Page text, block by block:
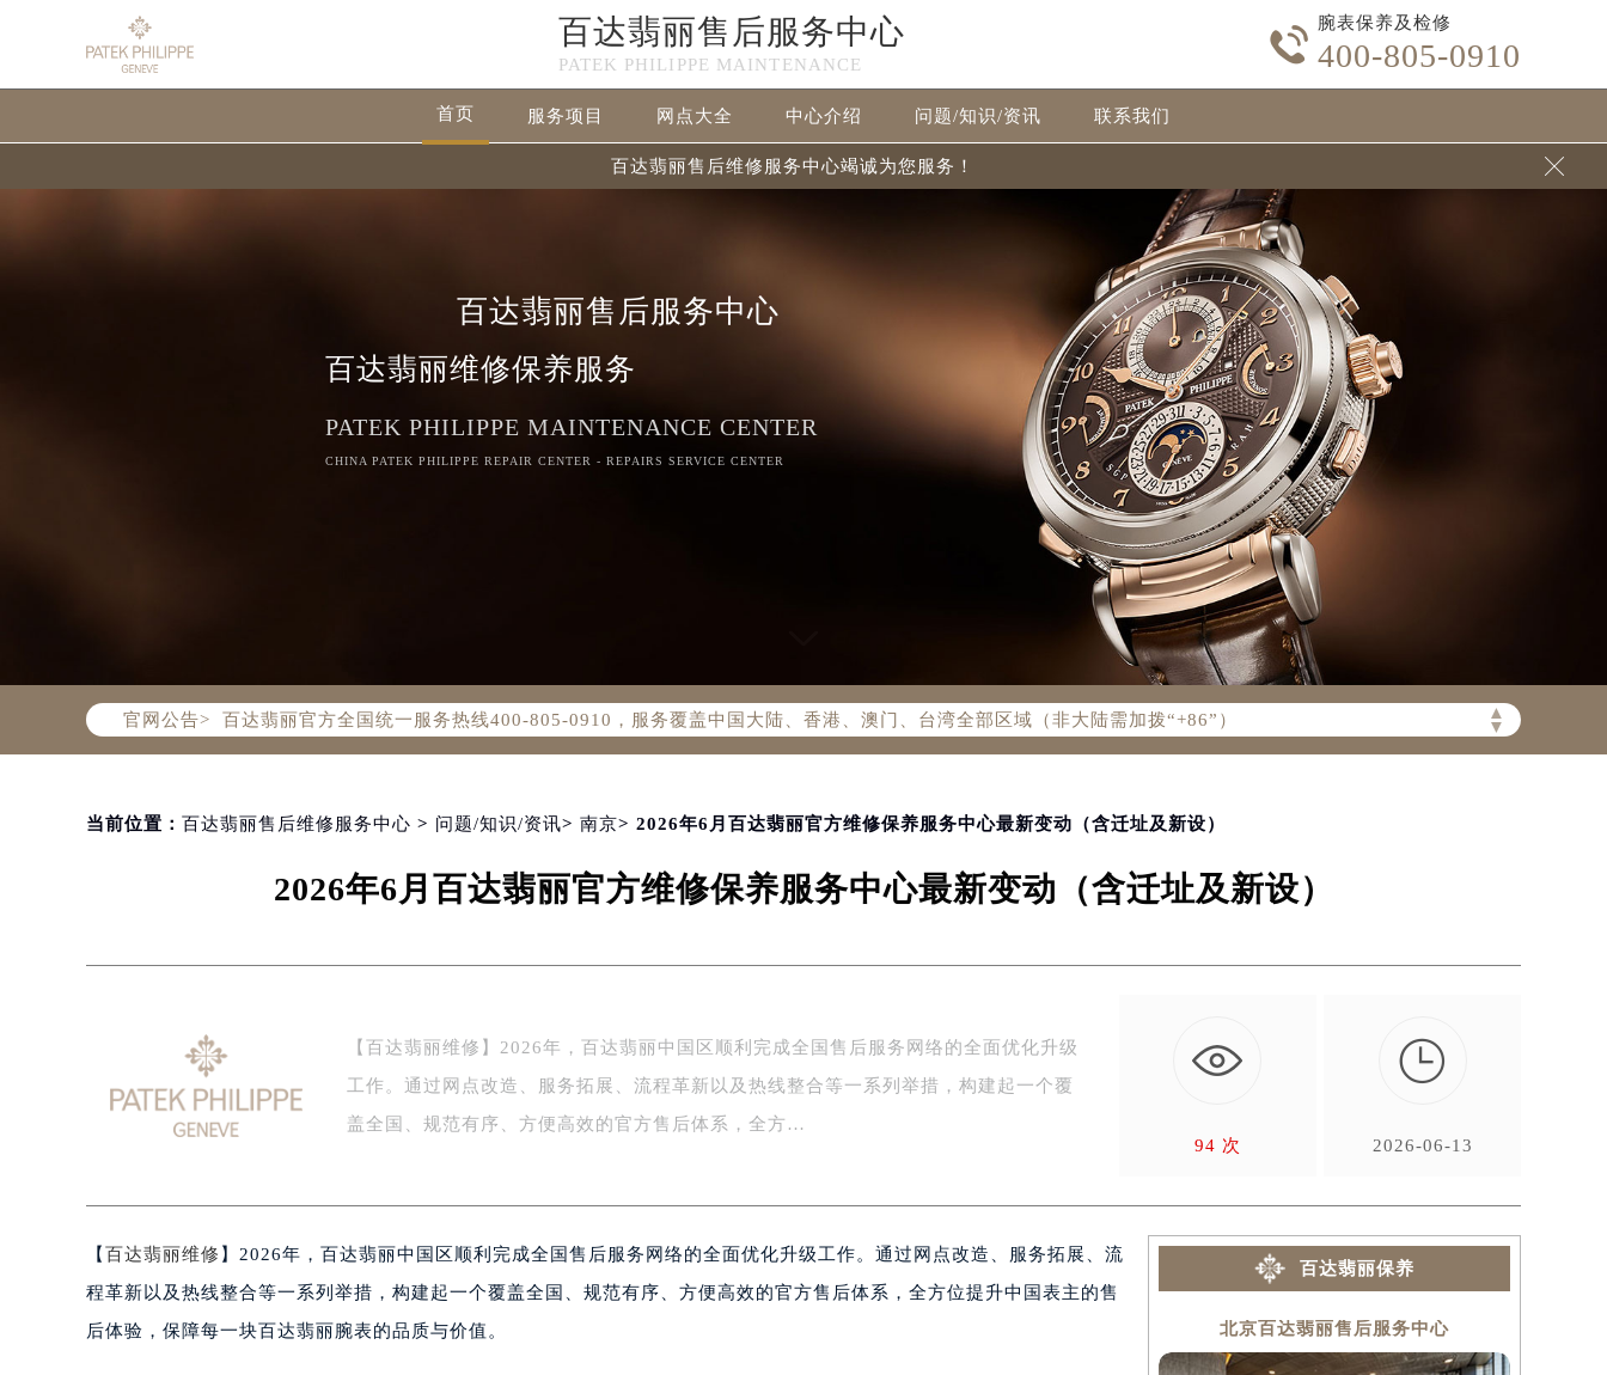
百达翡丽售后服务中心
PATEK PHILIPPE MAINTENANCE

腕表保养及检修
400-805-0910
首页 服务项目 网点大全 中心介绍 问题/知识/资讯 联系我们
百达翡丽售后维修服务中心竭诚为您服务！ 
百达翡丽售后服务中心
百达翡丽维修保养服务
PATEK PHILIPPE MAINTENANCE CENTER
CHINA PATEK PHILIPPE REPAIR CENTER - REPAIRS SERVICE CENTER
官网公告> ▲
▼
百达翡丽官方全国统一服务热线400-805-0910，服务覆盖中国大陆、香港、澳门、台湾全部区域（非大陆需加拨“+86”）
2026年8月百达翡丽售后服务中心最新网点地址：
北京市朝阳区建国门外大街甲6号华熙国际中心写字楼D座11层1102室（北京总部）（需提前预约）
天津市和平区赤峰道136号天津国际金融中心写字楼26层2603室（需提前预约）
上海市黄浦区南京东路299号宏伊国际广场写字楼8层806室（需提前预约）
盐城市盐都区世纪大道5号盐城金融城写字楼1号楼16层1604室（需提前预约）
泰州市海陵区永定东路399号置地商务中心东塔写字楼（华润万象城）17层1706室（需提前预约）
宁波市江北区大闸南路500号来福士广场办公楼20层2009室（需提前预约）
嘉兴市南湖区广益路705号嘉兴世界贸易中心写字楼A座13层1304室（需提前预约）
南昌市红谷滩新区红谷中大道998号绿地双子塔（中央广场）A1座办公楼14层07室（需提前预约）
济南市历下区经十路11111号华润中心写字楼（万象城）15层1508室（需提前预约）
当前位置： 百达翡丽售后维修服务中心 > 问题/知识/资讯> 南京> 2026年6月百达翡丽官方维修保养服务中心最新变动（含迁址及新设）
2026年6月百达翡丽官方维修保养服务中心最新变动（含迁址及新设）
【百达翡丽维修】2026年，百达翡丽中国区顺利完成全国售后服务网络的全面优化升级
工作。通过网点改造、服务拓展、流程革新以及热线整合等一系列举措，构建起一个覆
盖全国、规范有序、方便高效的官方售后体系，全方…
94 次

2026-06-13
【 百达翡丽维修 】2026年，百达翡丽中国区顺利完成全国售后服务网络的全面优化升级工作。通过网点改造、服务拓展、流
程革新以及热线整合等一系列举措，构建起一个覆盖全国、规范有序、方便高效的官方售后体系，全方位提升中国表主的售
后体验，保障每一块百达翡丽腕表的品质与价值。
百达翡丽保养
北京百达翡丽售后服务中心